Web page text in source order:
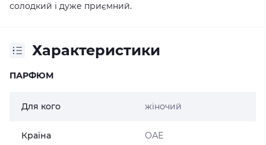
солодкий і дуже приємний.
Характеристики
ПАРФЮМ
Для кого жіночий
Країна ОАЕ